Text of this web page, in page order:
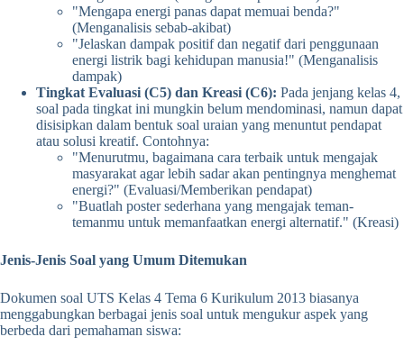
"Mengapa energi panas dapat memuai benda?"
(Menganalisis sebab-akibat)
"Jelaskan dampak positif dan negatif dari penggunaan
energi listrik bagi kehidupan manusia!" (Menganalisis
dampak)
Tingkat Evaluasi (C5) dan Kreasi (C6): Pada jenjang kelas 4,
soal pada tingkat ini mungkin belum mendominasi, namun dapat
disisipkan dalam bentuk soal uraian yang menuntut pendapat
atau solusi kreatif. Contohnya:
"Menurutmu, bagaimana cara terbaik untuk mengajak
masyarakat agar lebih sadar akan pentingnya menghemat
energi?" (Evaluasi/Memberikan pendapat)
"Buatlah poster sederhana yang mengajak teman-
temanmu untuk memanfaatkan energi alternatif." (Kreasi)
Jenis-Jenis Soal yang Umum Ditemukan
Dokumen soal UTS Kelas 4 Tema 6 Kurikulum 2013 biasanya
menggabungkan berbagai jenis soal untuk mengukur aspek yang
berbeda dari pemahaman siswa: